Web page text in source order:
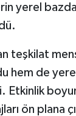
yerel
teşkilat
hem de
Etkinlik
ön plana